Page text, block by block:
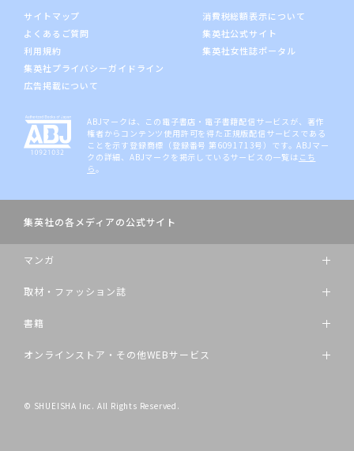
サイトマップ
よくあるご質問
利用規約
集英社プライバシーガイドライン
広告掲載について
消費税総額表示について
集英社公式サイト
集英社女性誌ポータル
ABJマークは、この電子書店・電子書籍配信サービスが、著作
権者からコンテンツ使用許可を得た正規版配信サービスである
ことを示す登録商標（登録番号 第6091713号）です。ABJマー
クの詳細、ABJマークを掲示しているサービスの一覧は こち
ら。
集英社の各メディアの公式サイト
マンガ
取材・ファッション誌
書籍
オンラインストア・その他WEBサービス
© SHUEISHA Inc. All Rights Reserved.